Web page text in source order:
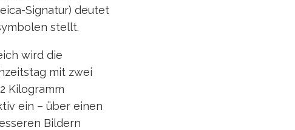
Signatur) deutet
stellt.
wird die
mit zwei
Kilogramm
ein – über einen
Bildern